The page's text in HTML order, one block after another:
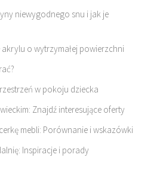
niewygodnego snu i jak je
akrylu o wytrzymałej powierzchni
w pokoju dziecka
Znajdź interesujące oferty
mebli: Porównanie i wskazówki
Inspiracje i porady